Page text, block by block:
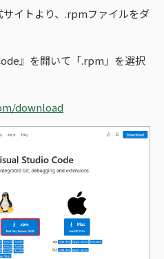
イトより、.rpmファイルをダ
』を開いて「.rpm」を選択
download